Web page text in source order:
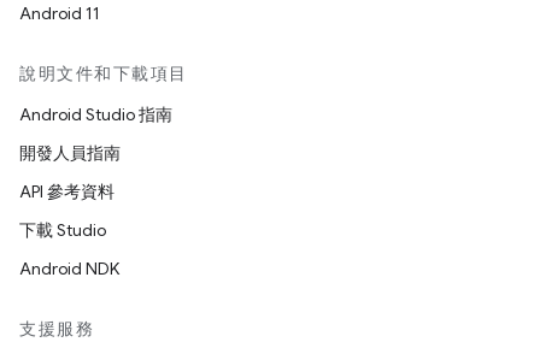
Android 11
說明文件和下載項目
Android Studio 指南
開發人員指南
API 參考資料
下載 Studio
Android NDK
支援服務